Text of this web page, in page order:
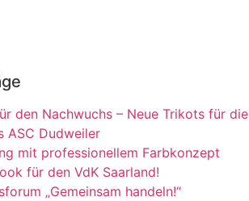
den Nachwuchs – Neue Trikots für die
ASC Dudweiler
mit professionellem Farbkonzept
für den VdK Saarland!
„Gemeinsam handeln!“